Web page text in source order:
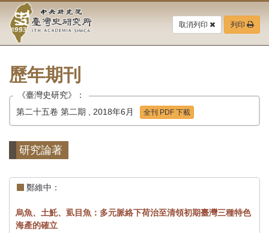
要
中
央
研
究
院-
臺
灣
史
究
取消列印 列印
歷年期刊
《臺灣史研究》：
第二十五卷 第二期 , 2018年6月
全刊 PDF 下載
研究論著
鄭維中：
烏魚、土魠、虱目魚：多元脈絡下荷治至清領初期臺灣三種特色
海產的確立